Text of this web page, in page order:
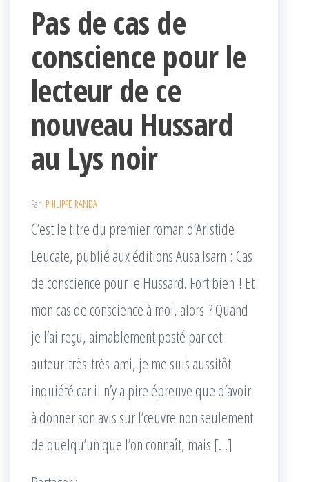
Pas de cas de
conscience pour le
lecteur de ce
nouveau Hussard
au Lys noir
Par PHILIPPE RANDA
C’est le titre du premier roman d’Aristide
Leucate, publié aux éditions Ausa Isarn : Cas
de conscience pour le Hussard. Fort bien ! Et
mon cas de conscience à moi, alors ? Quand
je l’ai reçu, aimablement posté par cet
auteur-très-très-ami, je me suis aussitôt
inquiété car il n’y a pire épreuve que d’avoir
à donner son avis sur l’œuvre non seulement
de quelqu’un que l’on connaît, mais […]